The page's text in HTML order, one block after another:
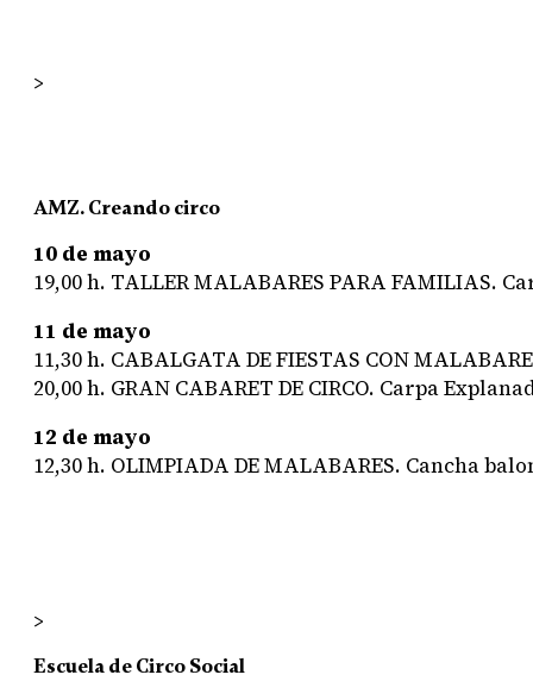
>
AMZ. Creando circo
10 de mayo
19,00 h. TALLER MALABARES PARA FAMILIAS.
11 de mayo
11,30 h. CABALGATA DE FIESTAS CON
20,00 h. GRAN CABARET DE CIRCO. Carpa
12 de mayo
12,30 h. OLIMPIADA DE MALABARES. Cancha
>
Escuela de Circo Social